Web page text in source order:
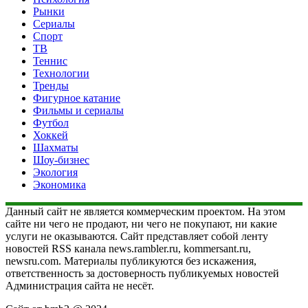
Рынки
Сериалы
Спорт
ТВ
Теннис
Технологии
Тренды
Фигурное катание
Фильмы и сериалы
Футбол
Хоккей
Шахматы
Шоу-бизнес
Экология
Экономика
Данный сайт не является коммерческим проектом. На этом
сайте ни чего не продают, ни чего не покупают, ни какие
услуги не оказываются. Сайт представляет собой ленту
новостей RSS канала news.rambler.ru, kommersant.ru,
newsru.com. Материалы публикуются без искажения,
ответственность за достоверность публикуемых новостей
Администрация сайта не несёт.